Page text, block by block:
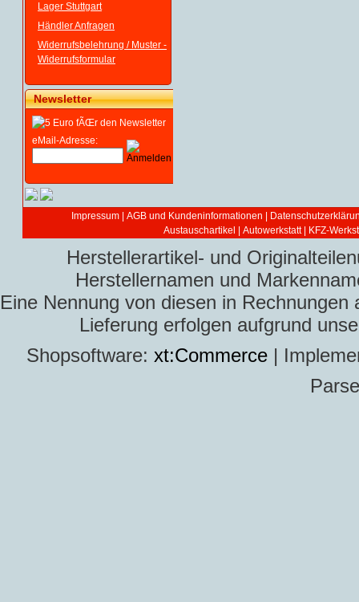
Lager Stuttgart
Händler Anfragen
Widerrufsbelehrung / Muster -
Widerrufsformular
Newsletter
eMail-Adresse:
Impressum AGB und Kundeninformationen
Austauschartikel
Autowerkstatt | KFZ-
Herstellerartikel- und
Herstellernamen und
Eine Nennung von diesen in
Lieferung erfolgen aufgrund
Shopsoftware: xt:Commerce |